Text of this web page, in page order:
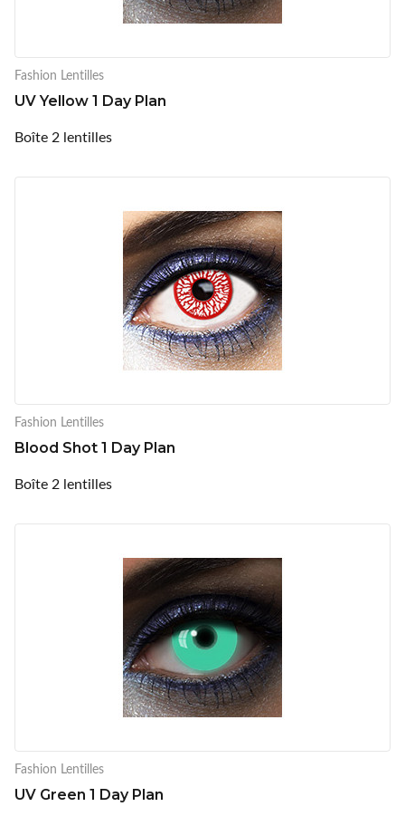
Fashion Lentilles
UV Yellow 1 Day Plan
Boîte 2 lentilles
Fashion Lentilles
Blood Shot 1 Day Plan
Boîte 2 lentilles
Fashion Lentilles
UV Green 1 Day Plan